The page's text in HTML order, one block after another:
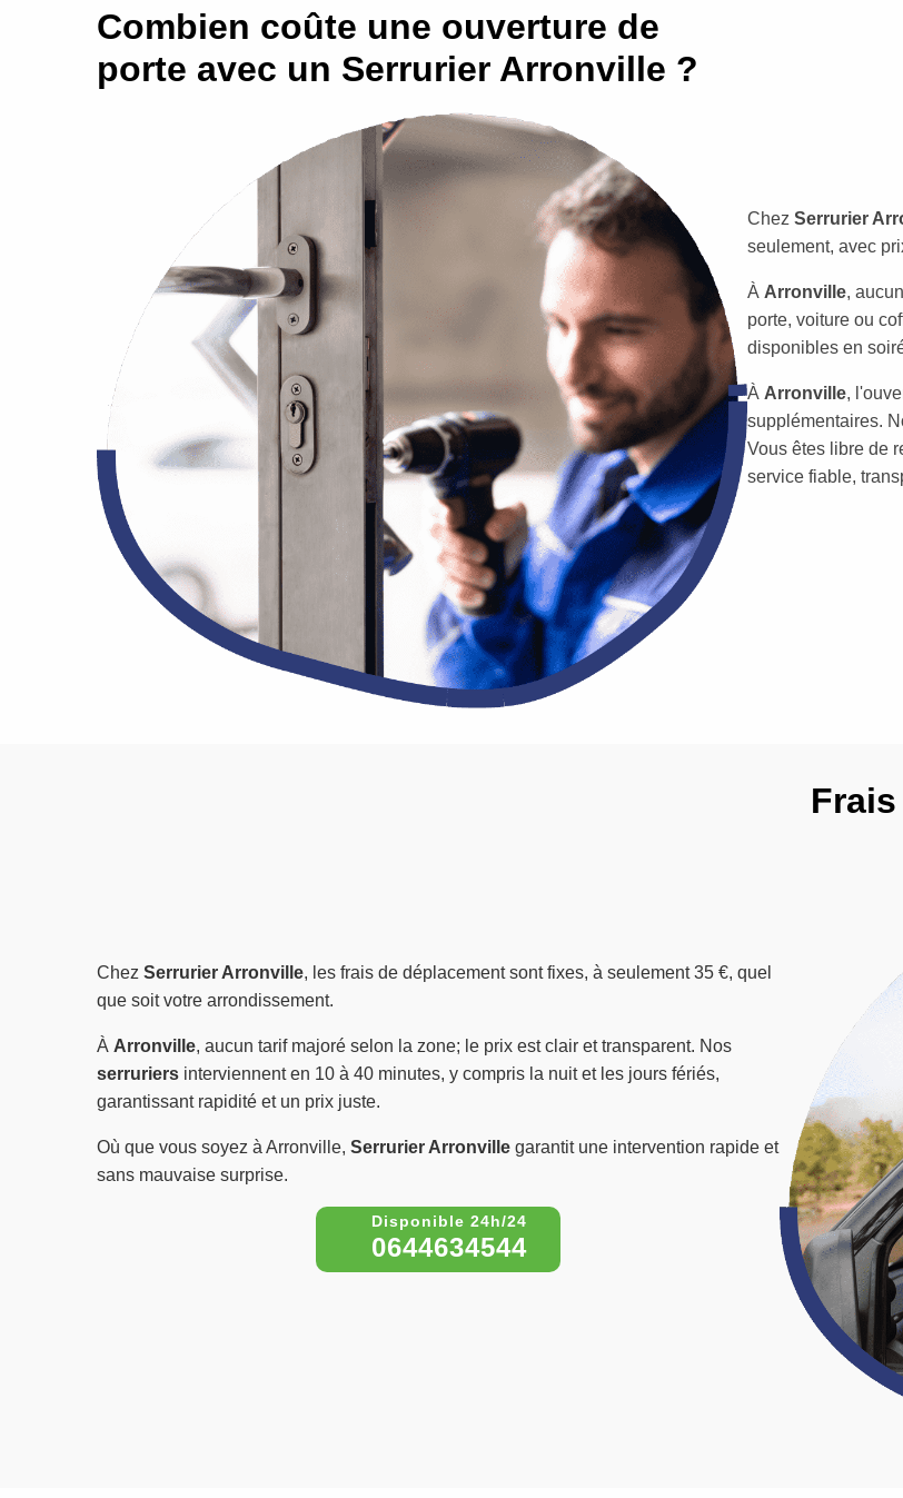
Combien coûte une ouverture de
porte avec un Serrurier Arronville ?
Chez Serrurier
seulement, avec
À Arronville,
porte, voiture ou
disponibles en
À Arronville,
supplémentaires.
Vous êtes libre de
service fiable,
Chez Serrurier Arronville, les frais de déplacement sont fixes, à seulement 35 €, quel
que soit votre arrondissement.
À Arronville, aucun tarif majoré selon la zone; le prix est clair et transparent. Nos
serruriers interviennent en 10 à 40 minutes, y compris la nuit et les jours fériés,
garantissant rapidité et un prix juste.
Où que vous soyez à Arronville, Serrurier Arronville garantit une intervention rapide et
sans mauvaise surprise.
0644634544